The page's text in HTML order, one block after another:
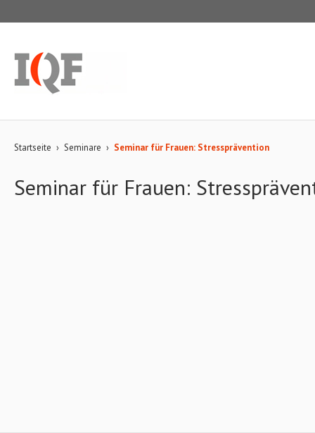
Startseite › Seminare › Seminar für Frauen: Stressprävention
Seminar für Frauen: